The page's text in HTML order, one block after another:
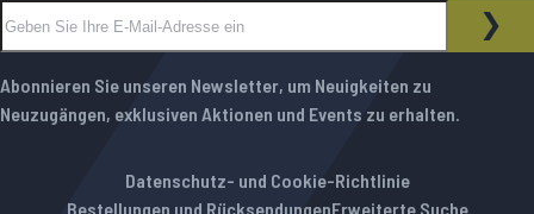
NEWSLETTER
Abonnieren Sie unseren Newsletter, um Neuigkeiten zu
Neuzugängen, exklusiven Aktionen und Events zu erhalten.
Datenschutz- und Cookie-Richtlinie
Bestellungen und RücksendungenErweiterte Suche